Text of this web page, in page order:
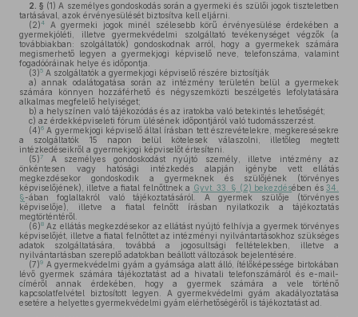
2. § (1) A személyes gondoskodás során a gyermeki és szülői jogok tiszteletben
tartásával, azok érvényesülését biztosítva kell eljárni.
(2)4
A gyermeki jogok minél szélesebb körű érvényesülése érdekében a
gyermekjóléti, illetve gyermekvédelmi szolgáltató tevékenységet végzők (a
továbbiakban: szolgáltatók) gondoskodnak arról, hogy a gyermekek számára
megismerhető legyen a gyermekjogi képviselő neve, telefonszáma, valamint
fogadóóráinak helye és időpontja.
(3)5 A szolgáltatók a gyermekjogi képviselő részére biztosítják
a) annak odalátogatása során az intézmény területén belül a gyermekek
számára könnyen hozzáférhető és négyszemközti beszélgetés lefolytatására
alkalmas megfelelő helyiséget;
b) a helyszínen való tájékozódás és az iratokba való betekintés lehetőségét;
c) az érdekképviseleti fórum ülésének időpontjáról való tudomásszerzést.
(4)6 A gyermekjogi képviselő által írásban tett észrevételekre, megkeresésekre
a szolgáltatók 15 napon belül kötelesek válaszolni, illetőleg megtett
intézkedéseikről a gyermekjogi képviselőt értesíteni.
(5)7
A személyes gondoskodást nyújtó személy, illetve intézmény az
önkéntesen vagy hatósági intézkedés alapján igénybe vett ellátás
megkezdésekor gondoskodik a gyermeknek és szülőjének (törvényes
képviselőjének), illetve a fiatal felnőttnek a Gyvt. 33. § (2) bekezdésében és34.
§-ában foglaltakról való tájékoztatásáról. A gyermek szülője (törvényes
képviselője), illetve a fiatal felnőtt írásban nyilatkozik a tájékoztatás
megtörténtéről.
(6)8 Az ellátás megkezdésekor az ellátást nyújtó felhívja a gyermek törvényes
képviselőjét, illetve a fiatal felnőttet az intézményi nyilvántartásokhoz szükséges
adatok szolgáltatására, továbbá a jogosultsági feltételekben, illetve a
nyilvántartásban szereplő adatokban beállott változások bejelentésére.
(7)9 A gyermekvédelmi gyám a gyámsága alatt álló, ítélőképessége birtokában
lévő gyermek számára tájékoztatást ad a hivatali telefonszámáról és e-mail-
címéről annak érdekében, hogy a gyermek számára a vele történő
kapcsolatfelvétel biztosított legyen. A gyermekvédelmi gyám akadályoztatása
esetére a helyettes gyermekvédelmi gyám elérhetőségéről is tájékoztatást ad.